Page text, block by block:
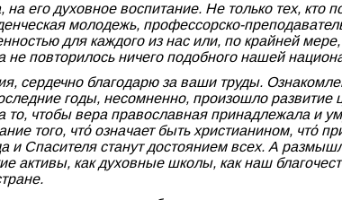
его духовное воспитание. Не только тех, кто
молодежь, профессорско-
для каждого из нас или, по крайней
повторилось ничего подобного нашей
сердечно благодарю за ваши труды.
годы, несомненно, произошло развитие
то, чтобы вера православная принадлежала и
того, чтό означает быть христианином, чтό
и Спасителя станут достоянием всех. А
активы, как духовные школы, как наш